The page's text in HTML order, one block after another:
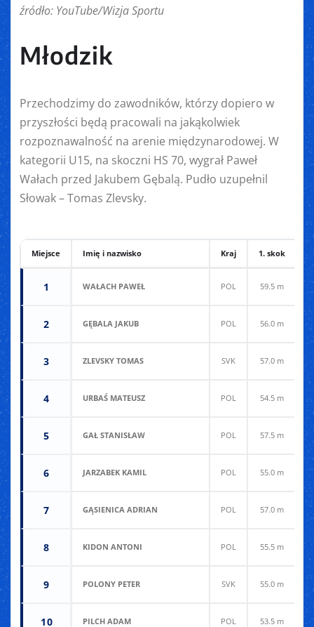
źródło: YouTube/Wizja Sportu
Młodzik
Przechodzimy do zawodników, którzy dopiero w
przyszłości będą pracowali na jakąkolwiek
rozpoznawalność na arenie międzynarodowej. W
kategorii U15, na skoczni HS 70, wygrał Paweł
Wałach przed Jakubem Gębalą. Pudło uzupełnil
Słowak – Tomas Zlevsky.
Miejsce Imię i nazwisko Kraj 1. skok
1 WAŁACH PAWEŁ POL 59.5 m
2 GĘBALA JAKUB POL 56.0 m
3 ZLEVSKY TOMAS SVK 57.0 m
4 URBAŚ MATEUSZ POL 54.5 m
5 GAŁ STANISŁAW POL 57.5 m
6 JARZABEK KAMIL POL 55.0 m
7 GĄSIENICA ADRIAN POL 57.0 m
8 KIDON ANTONI POL 55.5 m
9 POLONY PETER SVK 55.0 m
10 PILCH ADAM POL 53.5 m